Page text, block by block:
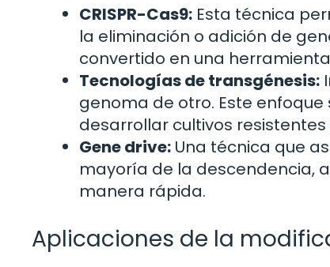
CRISPR-Cas9: Esta técnica
la eliminación o adición de
convertido en una
Tecnologías de transgénesis:
genoma de otro. Este
desarrollar cultivos
Gene drive: Una técnica que
mayoría de la descendencia,
manera rápida.
Aplicaciones de la